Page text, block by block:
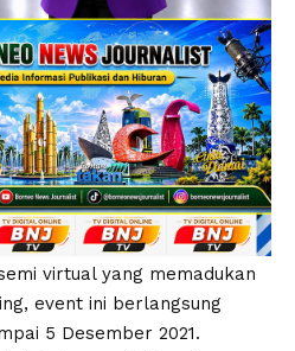
virtual yang memadukan
event ini berlangsung
5 Desember 2021.